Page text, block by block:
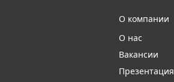
О компании
О нас
Вакансии
Презентация